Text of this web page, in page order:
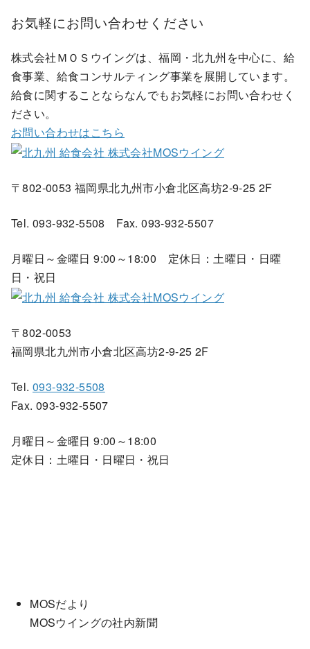
お気軽にお問い合わせください
株式会社ＭＯＳウイングは、福岡・北九州を中心に、給
食事業、給食コンサルティング事業を展開しています。
給食に関することならなんでもお気軽にお問い合わせく
ださい。
お問い合わせはこちら
〒802-0053 福岡県北九州市小倉北区高坊2-9-25 2F
Tel. 093-932-5508 Fax. 093-932-5507
月曜日～金曜日 9:00～18:00 定休日：土曜日・日曜
日・祝日
〒802-0053
福岡県北九州市小倉北区高坊2-9-25 2F
Tel. 093-932-5508
Fax. 093-932-5507
月曜日～金曜日 9:00～18:00
定休日：土曜日・日曜日・祝日
MOSだより
MOSウイングの社内新聞